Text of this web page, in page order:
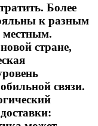
Более
к разным
стране,
связи.